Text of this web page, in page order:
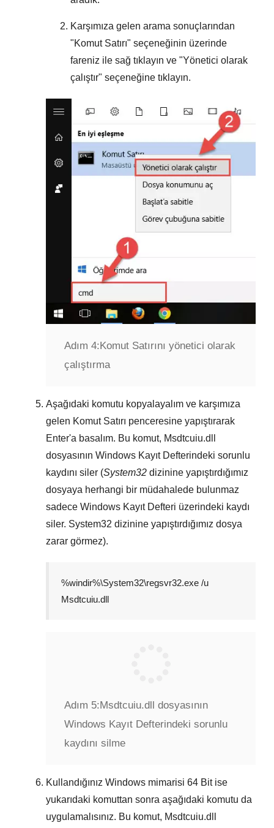
Karşımıza gelen arama sonuçlarından
"Komut Satırı" seçeneğinin üzerinde
fareniz ile sağ tıklayın ve "Yönetici olarak
çalıştır" seçeneğine tıklayın.
Adım 4:Komut Satırını yönetici olarak
çalıştırma
Aşağıdaki komutu kopyalayalım ve karşımıza
gelen Komut Satırı penceresine yapıştırarak
Enter'a basalım. Bu komut, Msdtcuiu.dll
dosyasının Windows Kayıt Defterindeki sorunlu
kaydını siler (System32 dizinine yapıştırdığımız
dosyaya herhangi bir müdahalede bulunmaz
sadece Windows Kayıt Defteri üzerindeki kaydı
siler. System32 dizinine yapıştırdığımız dosya
zarar görmez).
%windir%\System32\regsvr32.exe /u
Msdtcuiu.dll
Adım 5:Msdtcuiu.dll dosyasının
Windows Kayıt Defterindeki sorunlu
kaydını silme
Kullandığınız Windows mimarisi 64 Bitise
yukarıdaki komuttan sonra aşağıdaki komutu da
uygulamalısınız. Bu komut, Msdtcuiu.dll